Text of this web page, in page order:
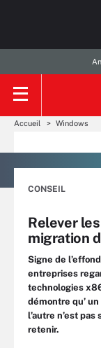
Accueil Windows
CONSEIL
Relever
migration
Signe de
entreprises
technologies
démontre qu’
l’autre n’est
retenir.